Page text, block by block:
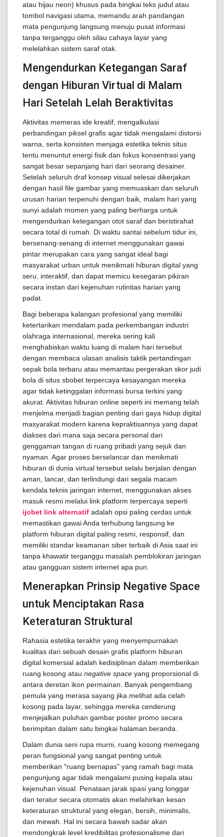
atau hijau neon) khusus pada bingkai teks judul atau
tombol navigasi utama, memandu arah pandangan
mata pengunjung langsung menuju pusat informasi
tanpa terganggu oleh silau cahaya layar yang
melelahkan sistem saraf otak.
Mengendurkan Ketegangan Saraf
dengan Hiburan Virtual di Malam
Hari Setelah Lelah Beraktivitas
Aktivitas memeras ide kreatif, mengalkulasi
perbandingan piksel grafis agar tidak mengalami distorsi
warna, serta konsisten menjaga estetika teknis situs
tentu menuntut energi fisik dan fokus konsentrasi yang
sangat besar sepanjang hari dari seorang desainer.
Setelah seluruh draf konsep visual selesai dikerjakan
dengan hasil file gambar yang memuaskan dan seluruh
urusan harian terpenuhi dengan baik, malam hari yang
sunyi adalah momen yang paling berharga untuk
mengendurkan ketegangan otot saraf dan beristirahat
secara total di rumah. Di waktu santai sebelum tidur ini,
bersenang-senang di internet menggunakan gawai
pintar merupakan cara yang sangat ideal bagi
masyarakat urban untuk menikmati hiburan digital yang
seru, interaktif, dan dapat memicu kesegaran pikiran
secara instan dari kejenuhan rutinitas harian yang
padat.
Bagi beberapa kalangan profesional yang memiliki
ketertarikan mendalam pada perkembangan industri
olahraga internasional, mereka sering kali
menghabiskan waktu luang di malam hari tersebut
dengan membaca ulasan analisis taktik pertandingan
sepak bola terbaru atau memantau pergerakan skor judi
bola di situs sbobet terpercaya kesayangan mereka
agar tidak ketinggalan informasi bursa terkini yang
akurat. Aktivitas hiburan online seperti ini memang telah
menjelma menjadi bagian penting dari gaya hidup digital
masyarakat modern karena kepraktisannya yang dapat
diakses dari mana saja secara personal dari
genggaman tangan di ruang pribadi yang sejuk dan
nyaman. Agar proses berselancar dan menikmati
hiburan di dunia virtual tersebut selalu berjalan dengan
aman, lancar, dan terlindungi dari segala macam
kendala teknis jaringan internet, menggunakan akses
masuk resmi melalui link platform terpercaya seperti
ijobet link alternatif adalah opsi paling cerdas untuk
memastikan gawai Anda terhubung langsung ke
platform hiburan digital paling resmi, responsif, dan
memiliki standar keamanan siber terbaik di Asia saat ini
tanpa khawatir terganggu masalah pemblokiran jaringan
atau gangguan sistem internet apa pun.
Menerapkan Prinsip Negative Space
untuk Menciptakan Rasa
Keteraturan Struktural
Rahasia estetika terakhir yang menyempurnakan
kualitas dari sebuah desain grafis platform hiburan
digital komersial adalah kedisiplinan dalam memberikan
ruang kosong atau negative space yang proporsional di
antara deretan ikon permainan. Banyak pengembang
pemula yang merasa sayang jika melihat ada celah
kosong pada layar, sehingga mereka cenderung
menjejalkan puluhan gambar poster promo secara
berimpitan dalam satu bingkai halaman beranda.
Dalam dunia seni rupa murni, ruang kosong memegang
peran fungsional yang sangat penting untuk
memberikan "ruang bernapas" yang ramah bagi mata
pengunjung agar tidak mengalami pusing kepala atau
kejenuhan visual. Penataan jarak spasi yang longgar
dan teratur secara otomatis akan melahirkan kesan
keteraturan struktural yang elegan, bersih, minimalis,
dan mewah. Hal ini secara bawah sadar akan
mendongkrak level kredibilitas profesionalisme dari